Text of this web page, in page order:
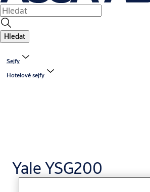
Hledat
Sejfy
Hotelové sejfy
Yale YSG200